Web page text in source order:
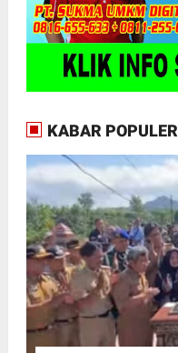
KABAR POPULER